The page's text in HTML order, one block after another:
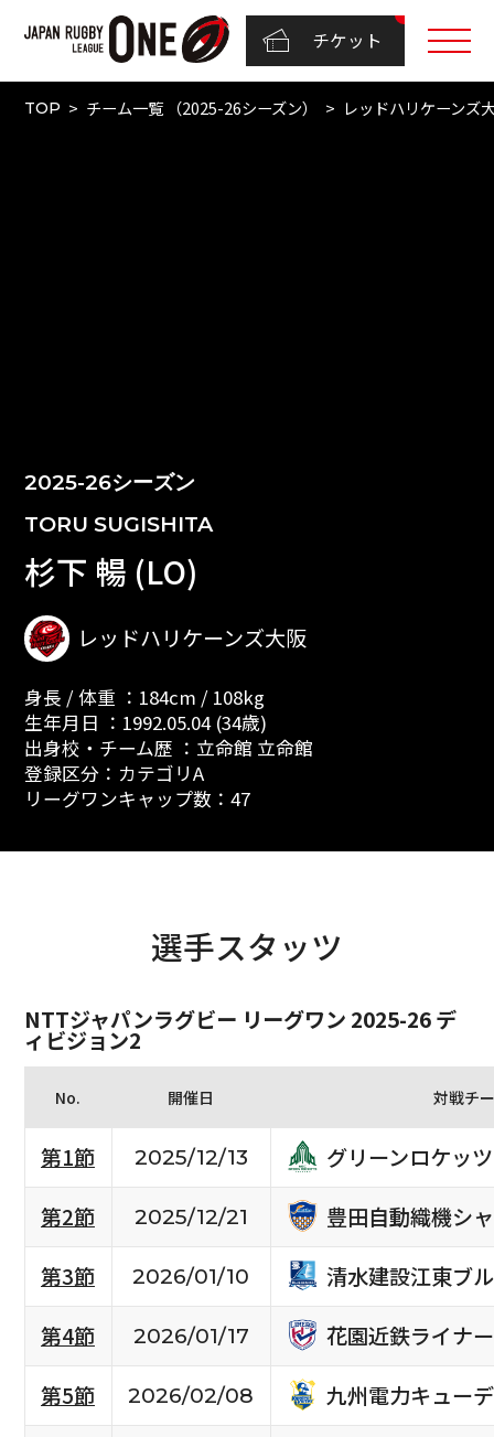
チケット
TOP チーム一覧 （2025-26シーズン） レッドハリケーンズ
2025-26シーズン
TORU SUGISHITA
杉下 暢 (LO)
レッドハリケーンズ大阪
身長 / 体重 ：184cm / 108kg
生年月日 ：1992.05.04 (34歳)
出身校・チーム歴 ：立命館 立命館
登録区分：カテゴリA
リーグワンキャップ数：47
選手スタッツ
NTTジャパンラグビー リーグワン 2025-26 デ
ィビジョン2
No. 開催日 対戦チ
第1節 2025/12/13
グリーンロケッ
第2節
2025/12/21
豊田自動織機シ
第3節
2026/01/10
清水建設江東ブ
第4節
2026/01/17
花園近鉄ライナ
第5節
2026/02/08
九州電力キュー